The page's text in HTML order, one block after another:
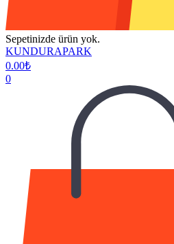
Sepetinizde ürün yok.
KUNDURAPARK
0.00₺
0